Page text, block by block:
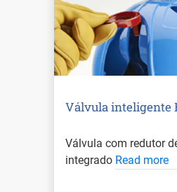
Válvula inteligente
Válvula com redutor
integrado Read more